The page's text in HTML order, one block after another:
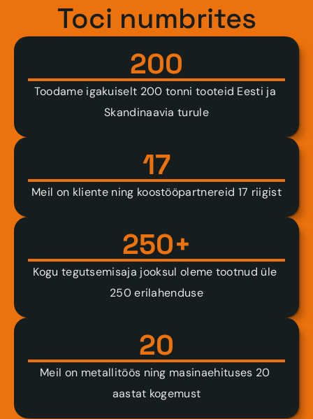
Toci numbrites
200
Toodame igakuiselt 200 tonni tooteid Eesti ja
Skandinaavia turule
17
Meil on kliente ning koostööpartnereid 17 riigist
250+
Kogu tegutsemisaja jooksul oleme tootnud üle
250 erilahenduse
20
Meil on metallitöös ning masinaehituses 20
aastat kogemust